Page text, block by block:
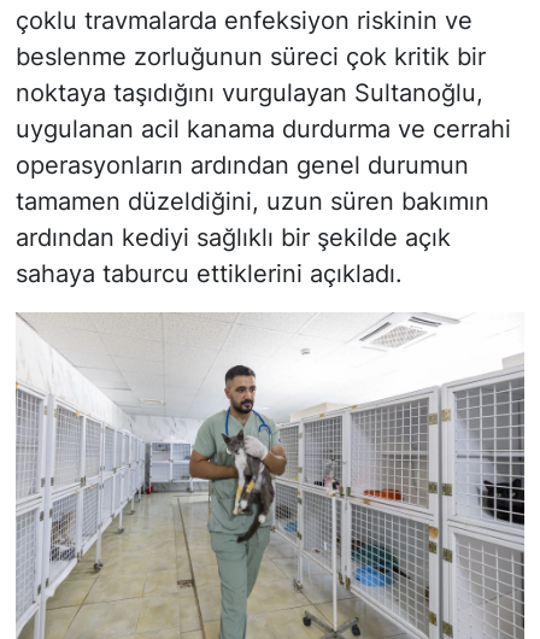
çoklu travmalarda enfeksiyon riskinin ve
beslenme zorluğunun süreci çok kritik bir
noktaya taşıdığını vurgulayan Sultanoğlu,
uygulanan acil kanama durdurma ve cerrahi
operasyonların ardından genel durumun
tamamen düzeldiğini, uzun süren bakımın
ardından kediyi sağlıklı bir şekilde açık
sahaya taburcu ettiklerini açıkladı.